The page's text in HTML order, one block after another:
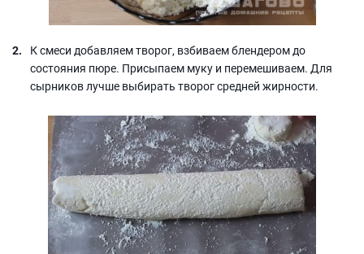
К смеси добавляем творог, взбиваем блендером до
состояния пюре. Присыпаем муку и перемешиваем. Для
сырников лучше выбирать творог средней жирности.